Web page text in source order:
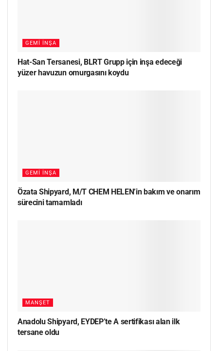
GEMI İNŞA
Hat-San Tersanesi, BLRT Grupp için inşa edeceği
yüzer havuzun omurgasını koydu
GEMI İNŞA
Özata Shipyard, M/T CHEM HELEN’in bakım ve onarım
sürecini tamamladı
MANŞET
Anadolu Shipyard, EYDEP’te A sertifikası alan ilk
tersane oldu